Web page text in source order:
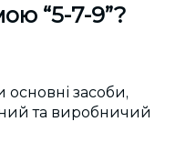
“5-7-9”?
засоби,
та виробничий